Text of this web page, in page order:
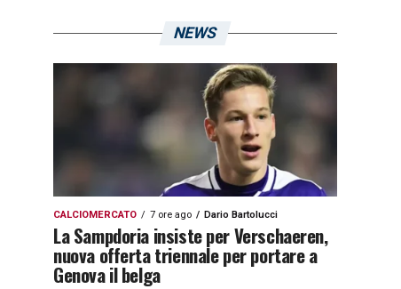
NEWS
CALCIOMERCATO 7 ore ago Dario Bartolucci
La Sampdoria insiste per Verschaeren,
nuova offerta triennale per portare a
Genova il belga